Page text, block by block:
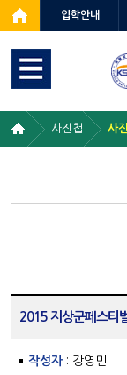
입학안내
사진첩 사
2015 지상군페스티
작성자: 강영민